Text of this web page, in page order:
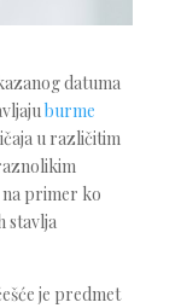
datuma
burme
u različitim
na primer ko
stavlja
je predmet